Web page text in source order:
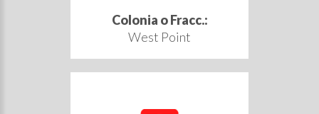
Colonia o Fracc.:
West Point